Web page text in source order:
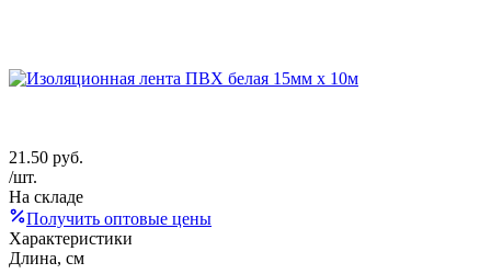
21.50 руб.
/шт.
На складе
Получить оптовые цены
Характеристики
Длина, см